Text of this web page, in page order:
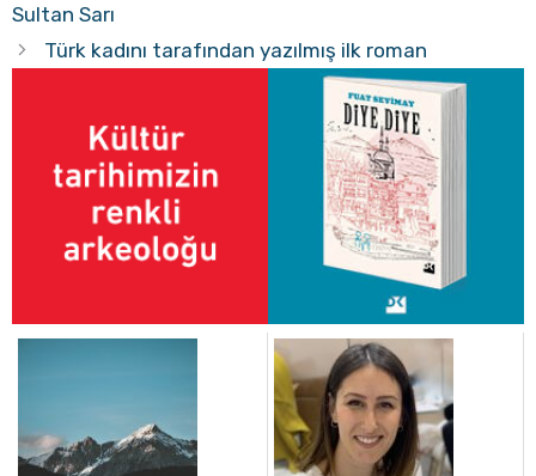
Sultan Sarı
Türk kadını tarafından yazılmış ilk roman